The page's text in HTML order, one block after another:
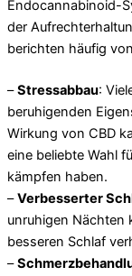
Endocannabinoid-
der
berichten häufig
–Stressabbau:
beruhigenden
Wirkung von CBD
eine beliebte Wahl
kämpfen haben.
–Verbesserter
unruhigen Nächten
besseren Schlaf
–